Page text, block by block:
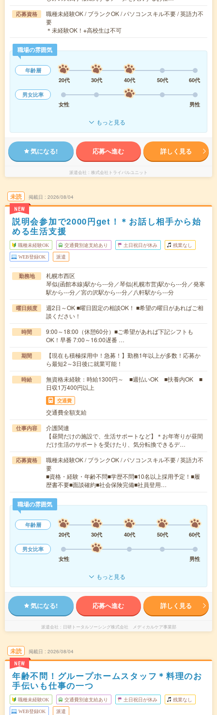
応募資格
職種未経験OK / ブランクOK / パソコンスキル不要 / 英語力不
要
＊未経験OK！※高校生は不可
職場の雰囲気
年齢層
20代
30代 40代 50代
60代
男女比率
女性
男性
もっと見る
気になる! 応募へ進む 詳しく見る
派遣会社 株式会社トライバルユニット
未読
NEW
掲載日 2026/08/04
説明会参加で2000円get！＊お話し相手から始
める生活支援
職種未経験OK 交通費別途支給あり 土日祝日が休み 残業なし
WEB登録OK 派遣
勤務地
札幌市西区
琴似(函館本線)駅から---分／琴似(札幌市営)駅から---分／発寒
駅から---分／宮の沢駅から---分／八軒駅から---分
曜日頻度
週2日～OK ■曜日固定の相談OK！ ■希望の曜日があればご相
談ください！
時間
9:00～18:00（休憩60分）■ご希望があれば下記シフトも
OK！早番 7:00～16:00遅番 …
期間
【現在も積極採用中！急募！】勤務1年以上が多数！応募か
ら最短2～3日後に就業可能！
時給
無資格未経験：時給1300円～ ■週払いOK ■扶養内OK ■
日収1万400円以上
交通費
交通費全額支給
仕事内容
介護関連
【昼間だけの施設で、生活サポートなど】＊お年寄りが昼間
だけ生活のサポートを受けたり、気分転換できるデ…
応募資格
職種未経験OK / ブランクOK / パソコンスキル不要 / 英語力不
要
■資格・経験・年齢不問■学歴不問■10名以上採用予定！■履
歴書不要■面談確約■社会保険完備■社員登用…
職場の雰囲気
年齢層
20代
30代 40代 50代
60代
男女比率
女性
男性
もっと見る
気になる! 応募へ進む 詳しく見る
派遣会社 日研トータルソーシング株式会社 メディカルケア事業部
未読
NEW
掲載日 2026/08/04
年齢不問！グループホームスタッフ＊料理のお
手伝いも仕事の一つ
職種未経験OK 交通費別途支給あり 土日祝日が休み 残業なし
WEB登録OK 派遣